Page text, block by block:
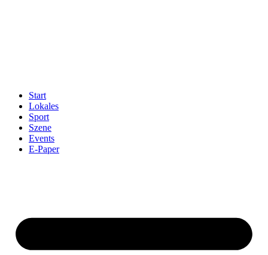
Start
Lokales
Sport
Szene
Events
E-Paper